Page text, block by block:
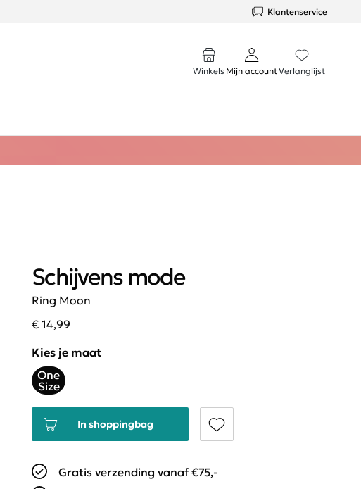
Klantenservice
Winkels Mijn accountVerlanglijst
Ring Moon
Schijvens mode
€ 14,99
Kies je maat
One
Size
In shoppingbag
Gratis verzending vanaf €75,-